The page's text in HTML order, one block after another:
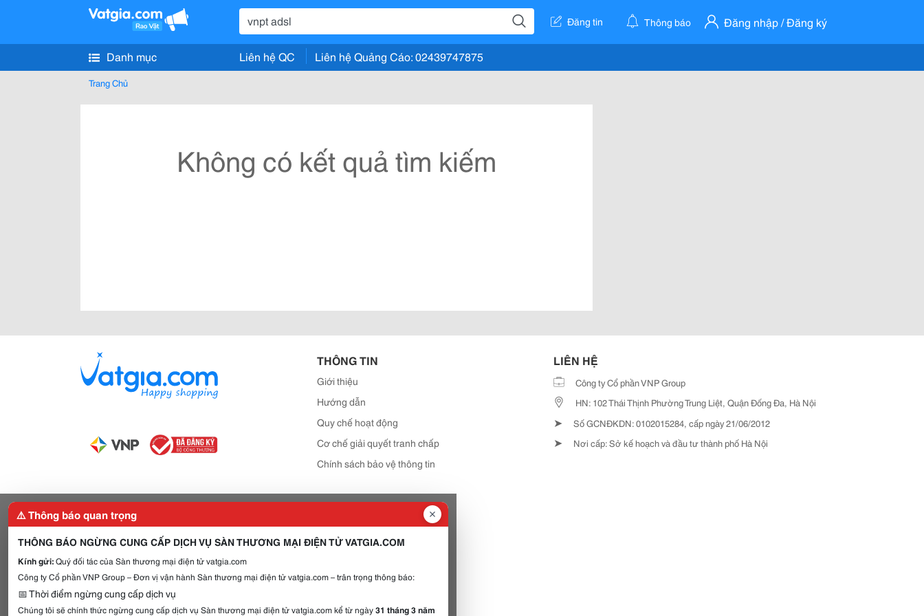
Đăng tin Thông báo Đăng nhập / Đăng ký
Danh mục Liên hệ QC Liên hệ Quảng Cáo: 02439747875
Trang Chủ
Không có kết quả tìm kiếm
THÔNG TIN
Giới thiệu
Hướng dẫn
Quy chế hoạt động
Cơ chế giải quyết tranh chấp
Chính sách bảo vệ thông tin
LIÊN HỆ
Công ty Cổ phần VNP Group
HN: 102 Thái Thịnh Phường Trung Liệt, Quận Đống Đa, Hà Nội
➤ Số GCNĐKDN: 0102015284, cấp ngày 21/06/2012
➤ Nơi cấp: Sở kế hoạch và đầu tư thành phố Hà Nội
⚠️ Thông báo quan trọng
THÔNG BÁO NGỪNG CUNG CẤP DỊCH VỤ SÀN THƯƠNG MẠI ĐIỆN TỬ VATGIA.COM
Kính gửi:Quý đối tác của Sàn thương mại điện tử vatgia.com
Công ty Cổ phần VNP Group – Đơn vị vận hành Sàn thương mại điện tử vatgia.com – trân trọng thông báo:
📅 Thời điểm ngừng cung cấp dịch vụ
Chúng tôi sẽ chính thức ngừng cung cấp dịch vụ Sàn thương mại điện tử vatgia.com kể từ ngày31 tháng 3 năm